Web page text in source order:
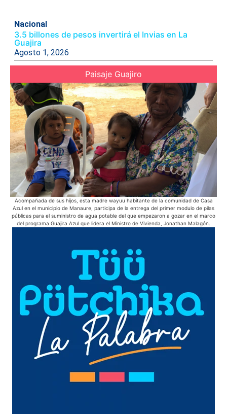
Nacional
3.5 billones de pesos invertirá el Invias en La
Guajira
Agosto 1, 2026
Paisaje Guajiro
Acompañada de sus hijos, esta madre wayuu habitante de la comunidad de Casa
Azul en el municipio de Manaure, participa de la entrega del primer modulo de pilas
públicas para el suministro de agua potable del que empezaron a gozar en el marco
del programa Guajira Azul que lidera el Ministro de Vivienda, Jonathan Malagón.